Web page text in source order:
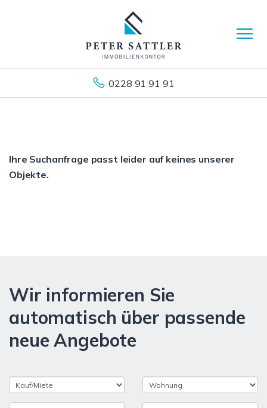
0228 91 91 91
Ihre Suchanfrage passt leider auf keines unserer
Objekte.
Wir informieren Sie
automatisch über passende
neue Angebote